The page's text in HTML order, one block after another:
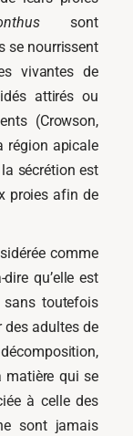
sont
se nourrissent
vivantes de
attirés ou
(Crowson,
région apicale
sécrétion est
proies afin de
comme
qu’elle est
sans toutefois
des adultes de
matière qui se
à celle des
sont jamais